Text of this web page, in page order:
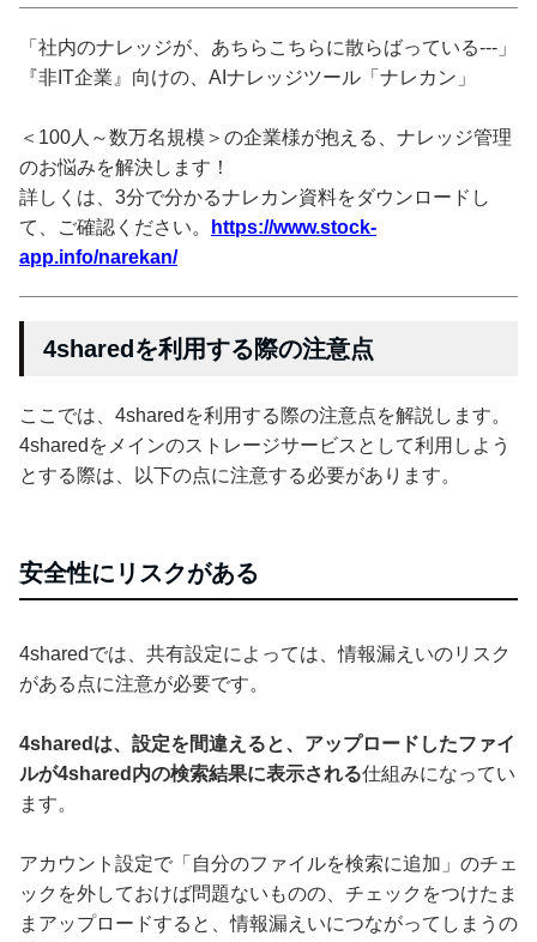
「社内のナレッジが、あちらこちらに散らばっている---」
『非IT企業』向けの、AIナレッジツール「ナレカン」
＜100人～数万名規模＞の企業様が抱える、ナレッジ管理
のお悩みを解決します！
詳しくは、3分で分かるナレカン資料をダウンロードし
て、ご確認ください。
https://www.stock-
app.info/narekan/
4sharedを利用する際の注意点
ここでは、4sharedを利用する際の注意点を解説します。
4sharedをメインのストレージサービスとして利用しよう
とする際は、以下の点に注意する必要があります。
安全性にリスクがある
4sharedでは、共有設定によっては、情報漏えいのリスク
がある点に注意が必要です。
4sharedは、設定を間違えると、アップロードしたファイ
ルが4shared内の検索結果に表示される仕組みになってい
ます。
アカウント設定で「自分のファイルを検索に追加」のチェ
ックを外しておけば問題ないものの、チェックをつけたま
まアップロードすると、情報漏えいにつながってしまうの